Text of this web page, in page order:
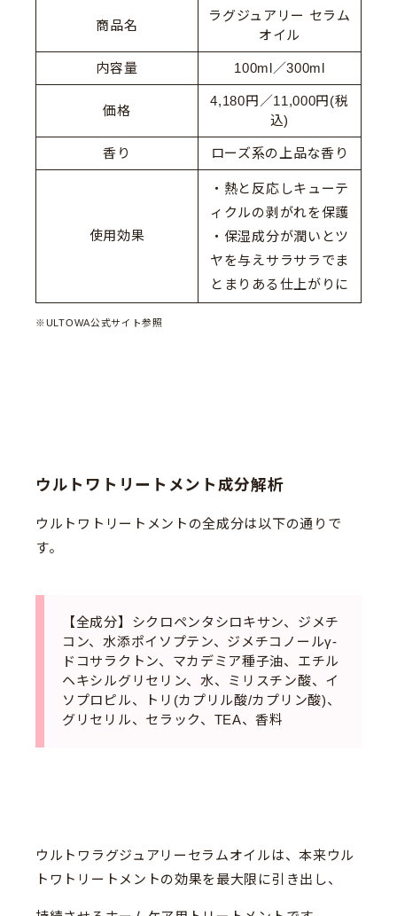
商品名
ラグジュアリー セラム
オイル
内容量 100ml／300ml
価格
4,180円／11,000円(税
込)
香り ローズ系の上品な香り
使用効果
・熱と反応しキューテ
ィクルの剥がれを保護
・保湿成分が潤いとツ
ヤを与えサラサラでま
とまりある仕上がりに
※ULTOWA公式サイト参照
ウルトワトリートメント成分解析
ウルトワトリートメントの全成分は以下の通りで
す。
【全成分】シクロペンタシロキサン、ジメチ
コン、水添ポイソプテン、ジメチコノールγ-
ドコサラクトン、マカデミア種子油、エチル
ヘキシルグリセリン、水、ミリスチン酸、イ
ソプロピル、トリ(カプリル酸/カプリン酸)、
グリセリル、セラック、TEA、香料
ウルトワラグジュアリーセラムオイルは、本来ウル
トワトリートメントの効果を最大限に引き出し、